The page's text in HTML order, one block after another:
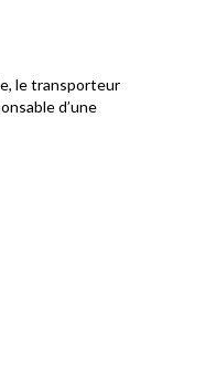
le transporteur
d’une